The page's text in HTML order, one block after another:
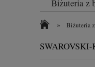
Biżuteria z
» Biżuteria